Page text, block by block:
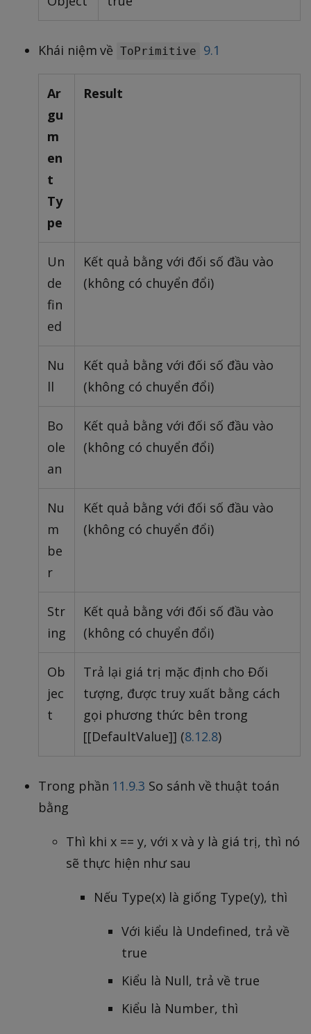
Khái niệm về ToPrimitive 9.1
Ar
gu
m
en
t
Ty
pe
Result
Un
de
fin
ed
Kết quả bằng với đối số đầu vào
(không có chuyển đổi)
Nu
ll
Kết quả bằng với đối số đầu vào
(không có chuyển đổi)
Bo
ole
an
Kết quả bằng với đối số đầu vào
(không có chuyển đổi)
Nu
m
be
r
Kết quả bằng với đối số đầu vào
(không có chuyển đổi)
Str
ing
Kết quả bằng với đối số đầu vào
(không có chuyển đổi)
Ob
jec
t
Trả lại giá trị mặc định cho Đối
tượng, được truy xuất bằng cách
gọi phương thức bên trong
[[DefaultValue]] (8.12.8)
Trong phần 11.9.3 So sánh về thuật toán
bằng
Thì khi x == y, với x và y là giá trị, thì nó
sẽ thực hiện như sau
Nếu Type(x) là giống Type(y), thì
Với kiểu là Undefined, trả về
true
Kiểu là Null, trả về true
Kiểu là Number, thì